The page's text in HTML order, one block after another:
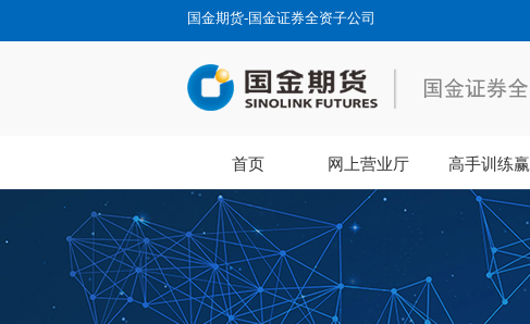
国金期货-国金证券全资子公司
首页 网上营业厅 高手训练赢